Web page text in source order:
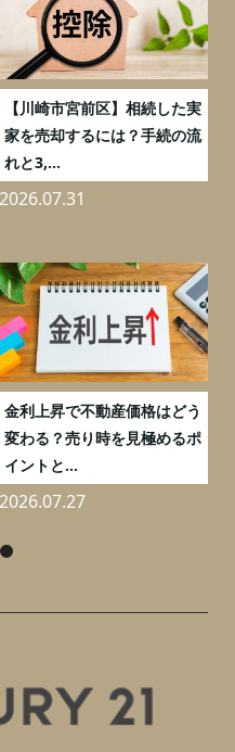
【川崎市宮前区】相続した実
家を売却するには？手続の流
れと3,...
2026.07.31
金利上昇で不動産価格はどう
変わる？売り時を見極めるポ
イントと...
2026.07.27